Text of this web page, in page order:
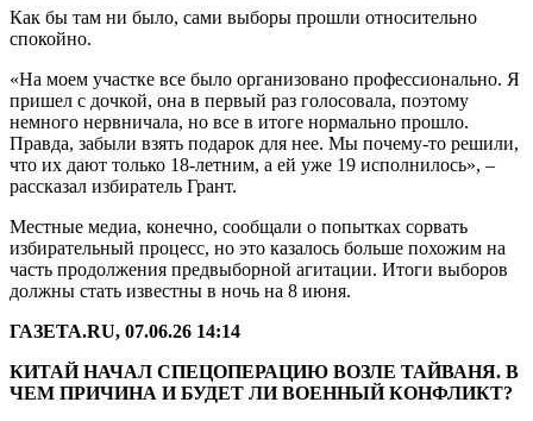
Как бы там ни было, сами выборы прошли относительно
спокойно.
«На моем участке все было организовано профессионально. Я
пришел с дочкой, она в первый раз голосовала, поэтому
немного нервничала, но все в итоге нормально прошло.
Правда, забыли взять подарок для нее. Мы почему-то решили,
что их дают только 18-летним, а ей уже 19 исполнилось», –
рассказал избиратель Грант.
Местные медиа, конечно, сообщали о попытках сорвать
избирательный процесс, но это казалось больше похожим на
часть продолжения предвыборной агитации. Итоги выборов
должны стать известны в ночь на 8 июня.
ГАЗЕТА.RU, 07.06.26 14:14
КИТАЙ НАЧАЛ СПЕЦОПЕРАЦИЮ ВОЗЛЕ ТАЙВАНЯ. В
ЧЕМ ПРИЧИНА И БУДЕТ ЛИ ВОЕННЫЙ КОНФЛИКТ?